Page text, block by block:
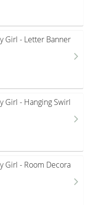
Girl - Letter Banner
Girl - Hanging Swirl
Girl - Room Decora